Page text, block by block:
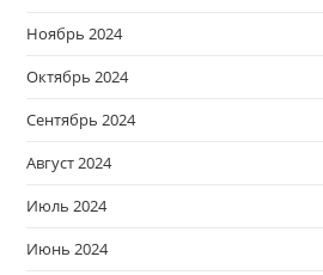
Ноябрь 2024
Октябрь 2024
Сентябрь 2024
Август 2024
Июль 2024
Июнь 2024